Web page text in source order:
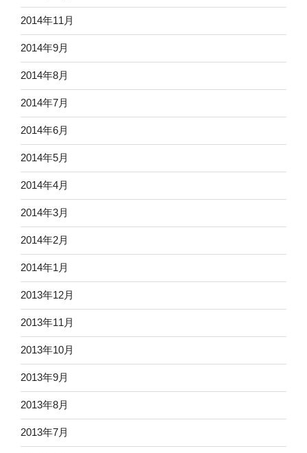
2014年11月
2014年9月
2014年8月
2014年7月
2014年6月
2014年5月
2014年4月
2014年3月
2014年2月
2014年1月
2013年12月
2013年11月
2013年10月
2013年9月
2013年8月
2013年7月